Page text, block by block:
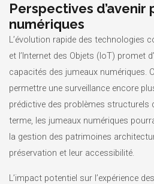
Perspectives d’avenir
numériques
L’évolution rapide des technologies
et l’Internet des Objets (IoT) promet
capacités des jumeaux numériques.
permettre une surveillance encore
prédictive des problèmes structurels
terme, les jumeaux numériques
la gestion des patrimoines
préservation et leur accessibilité.
L’impact potentiel sur l’expérience